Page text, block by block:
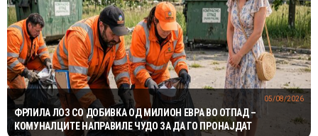
ФРЛИЛА ЛОЗ СО ДОБИВКА ОД МИЛИОН ЕВРА ВО ОТПАД –
КОМУНАЛЦИТЕ НАПРАВИЛЕ ЧУДО ЗА ДА ГО ПРОНАЈДАТ
05/08/2026